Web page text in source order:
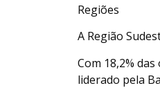
Regiões
A Região
Com 18,2%
liderado pela